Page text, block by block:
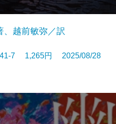
、越前敏弥／訳
7 1,265円 2025/08/28